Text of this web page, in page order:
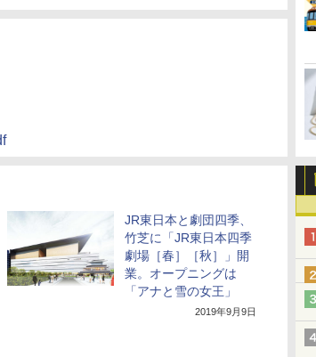
JR東日本と劇団四季、
竹芝に「JR東日本四季
劇場［春］［秋］」開
業。オープニングは
「アナと雪の女王」
2019年9月9日